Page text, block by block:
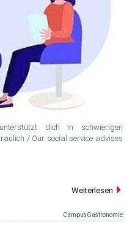
dich in schwierigen
/ Our social service advises
Weiterlesen
CampusGastronomie